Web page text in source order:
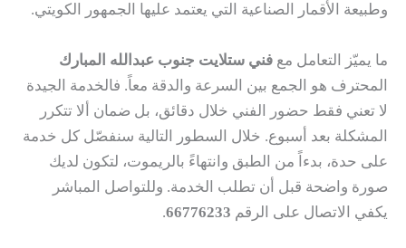
وطبيعة الأقمار الصناعية التي يعتمد عليها الجمهور الكويتي.
ما يميّز التعامل مع فني ستلايت جنوب عبدالله المبارك
المحترف هو الجمع بين السرعة والدقة معاً. فالخدمة الجيدة
لا تعني فقط حضور الفني خلال دقائق، بل ضمان ألا تتكرر
المشكلة بعد أسبوع. خلال السطور التالية سنفصّل كل خدمة
على حدة، بدءاً من الطبق وانتهاءً بالريموت، لتكون لديك
صورة واضحة قبل أن تطلب الخدمة. وللتواصل المباشر
يكفي الاتصال على الرقم 66776233
.